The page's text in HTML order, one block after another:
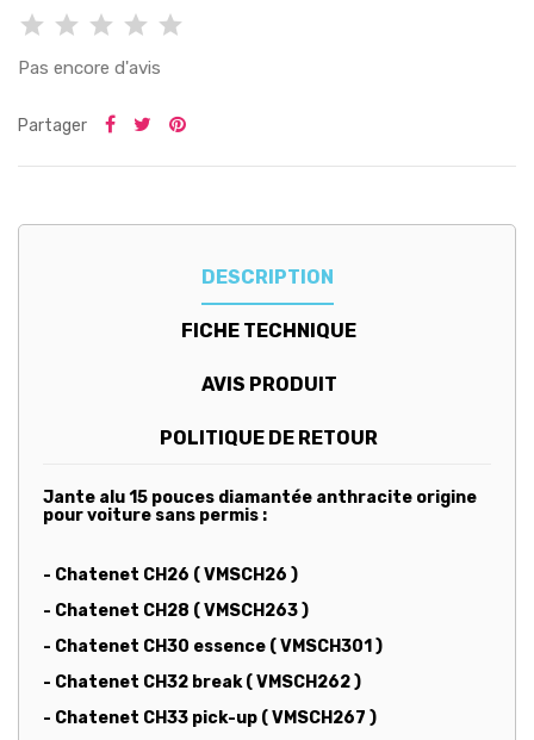
Pas encore d'avis
Partager
DESCRIPTION
FICHE TECHNIQUE
AVIS PRODUIT
POLITIQUE DE RETOUR
Jante alu 15 pouces diamantée anthracite origine
pour voiture sans permis :
- Chatenet CH26 ( VMSCH26 )
- Chatenet CH28 ( VMSCH263 )
- Chatenet CH30 essence ( VMSCH301 )
- Chatenet CH32 break ( VMSCH262 )
- Chatenet CH33 pick-up ( VMSCH267 )